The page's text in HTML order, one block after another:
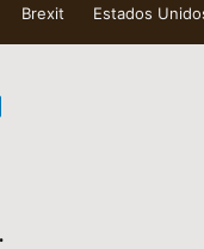
Brexit Estados